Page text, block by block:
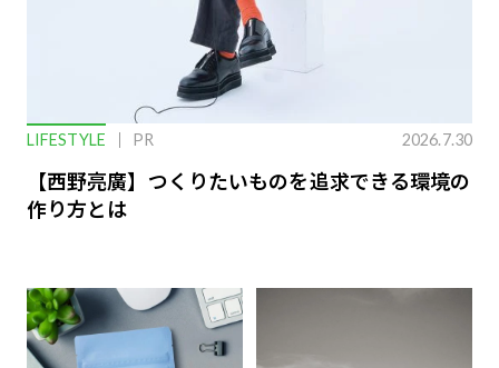
LIFESTYLE PR 2026.7.30
【西野亮廣】つくりたいものを追求できる環境の
作り方とは